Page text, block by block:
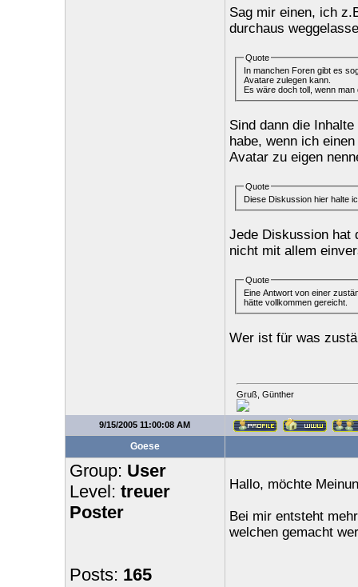
Sag mir einen, ich
durchaus
Quote
In manchen Foren gibt es
Avatare zulegen kann.
Es wäre doch toll, wenn
Sind dann die
habe, wenn ich
Avatar zu eigen
Quote
Diese Diskussion hier halte
Jede Diskussion hat
nicht mit allem
Quote
hätte vollkommen gereicht.
Wer ist für was
Gruß, Günther
9/15/2005 11:00:08 AM
Goese
Group: User
Level: treuer
Poster
Posts: 165
Hallo, möchte
Bei mir entsteht
welchen gemacht